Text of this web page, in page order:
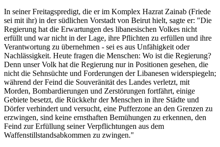
In seiner Freitagspredigt, die er im Komplex Hazrat Zainab (Friede
sei mit ihr) in der südlichen Vorstadt von Beirut hielt, sagte er: "Die
Regierung hat die Erwartungen des libanesischen Volkes nicht
erfüllt und war nicht in der Lage, ihre Pflichten zu erfüllen und ihre
Verantwortung zu übernehmen - sei es aus Unfähigkeit oder
Nachlässigkeit. Heute fragen die Menschen: Wo ist die Regierung?
Denn unser Volk hat die Regierung nur in Positionen gesehen, die
nicht die Sehnsüchte und Forderungen der Libanesen widerspiegeln;
während der Feind die Souveränität des Landes verletzt, mit
Morden, Bombardierungen und Zerstörungen fortfährt, einige
Gebiete besetzt, die Rückkehr der Menschen in ihre Städte und
Dörfer verhindert und versucht, eine Pufferzone an den Grenzen zu
erzwingen, sind keine ernsthaften Bemühungen zu erkennen, den
Feind zur Erfüllung seiner Verpflichtungen aus dem
Waffenstillstandsabkommen zu zwingen."